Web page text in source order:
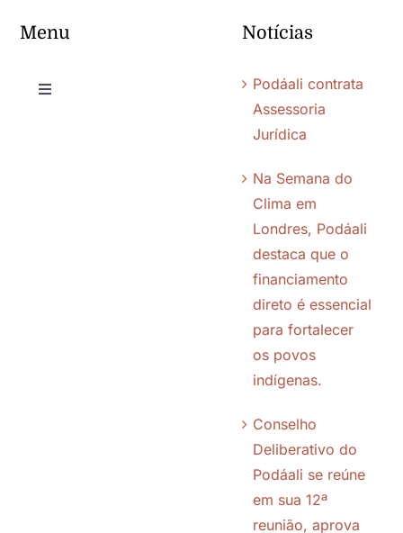
Menu
Toggle
Notícias
Podáali contrata
Assessoria
Jurídica
Na Semana do
Clima em
Londres, Podáali
destaca que o
financiamento
direto é essencial
para fortalecer
os povos
indígenas.
Conselho
Deliberativo do
Podáali se reúne
em sua 12ª
reunião, aprova